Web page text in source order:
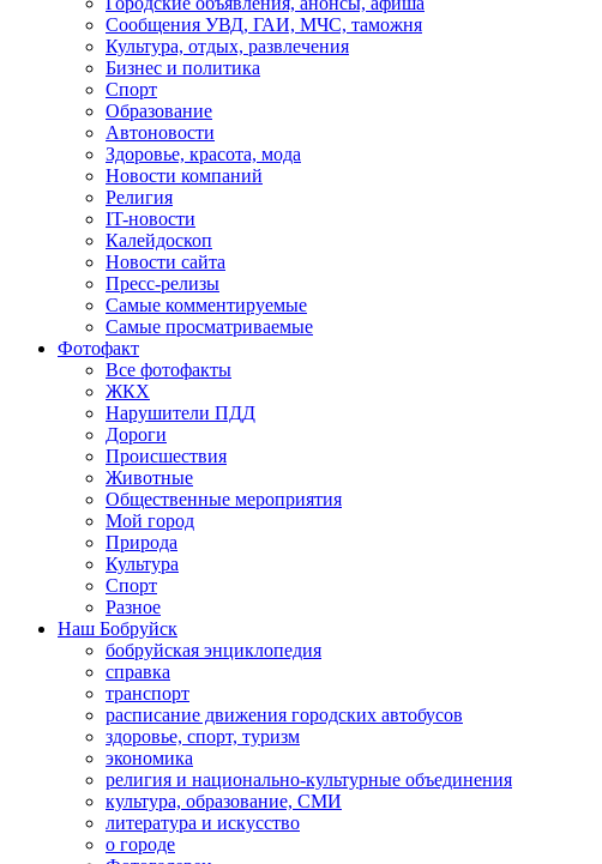
Сообщения УВД, ГАИ, МЧС, таможня
Культура, отдых, развлечения
Бизнес и политика
Спорт
Образование
Автоновости
Здоровье, красота, мода
Новости компаний
Религия
IT-новости
Калейдоскоп
Новости сайта
Пресс-релизы
Самые комментируемые
Самые просматриваемые
Фотофакт
Все фотофакты
ЖКХ
Нарушители ПДД
Дороги
Происшествия
Животные
Общественные мероприятия
Мой город
Природа
Культура
Спорт
Разное
Наш Бобруйск
бобруйская энциклопедия
справка
транспорт
расписание движения городских автобусов
здоровье, спорт, туризм
экономика
религия и национально-культурные объединения
культура, образование, СМИ
литература и искусство
о городе